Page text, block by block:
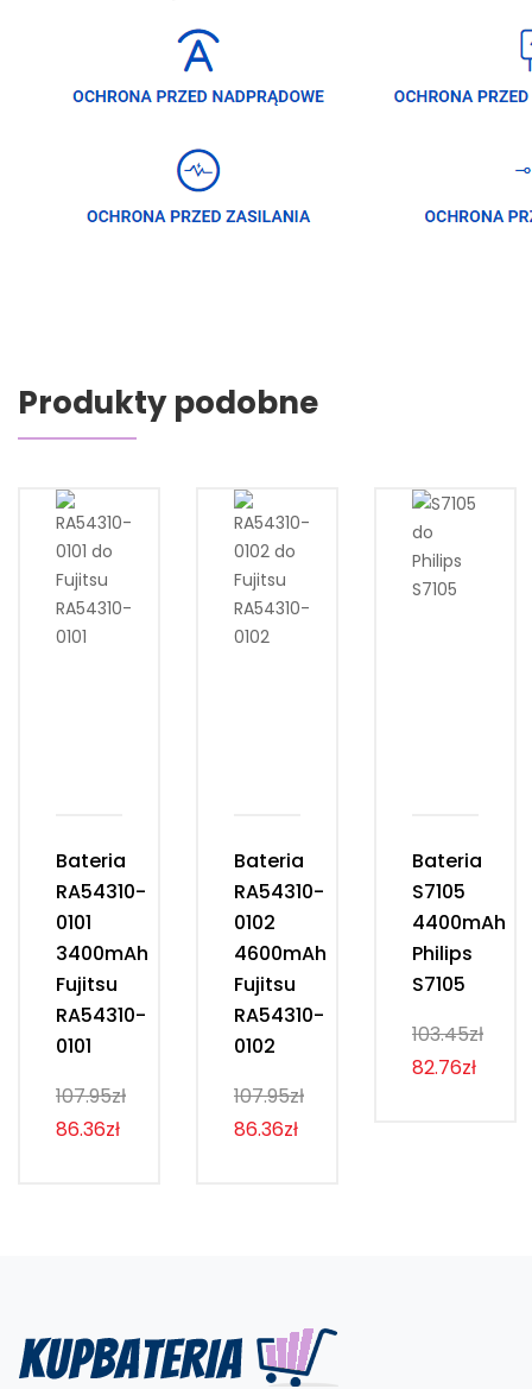
Produkty podobne
Bateria
RA54310-
0101
3400mAh
Fujitsu
RA54310-
0101
107.95zł
86.36zł
Bateria
RA54310-
0102
4600mAh
Fujitsu
RA54310-
0102
107.95zł
86.36zł
Bateria
S7105
4400mAh
Philips
S7105
103.45zł
82.76zł